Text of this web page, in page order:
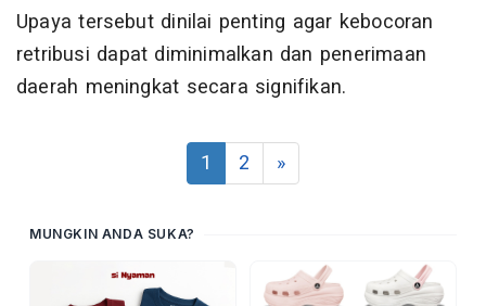
Upaya tersebut dinilai penting agar kebocoran
retribusi dapat diminimalkan dan penerimaan
daerah meningkat secara signifikan.
1 2 »